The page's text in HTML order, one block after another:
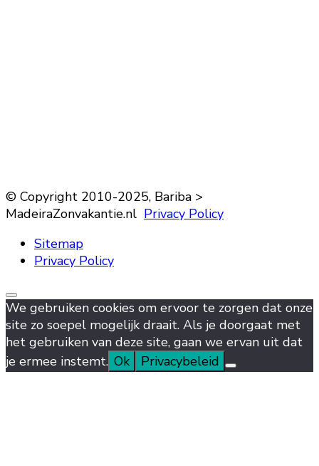
© Copyright 2010-2025, Bariba >
MadeiraZonvakantie.nl Privacy Policy
Sitemap
Privacy Policy
We gebruiken cookies om ervoor te zorgen dat onze
site zo soepel mogelijk draait. Als je doorgaat met
het gebruiken van deze site, gaan we ervan uit dat
je ermee instemt. Ok Privacybeleid